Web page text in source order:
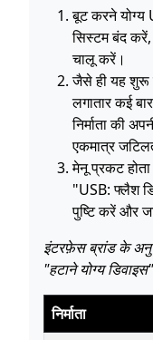
बूट करने योग्य
सिस्टम बंद
चालू करें।
जैसे ही यह शुरू
लगातार कई
निर्माता की
एकमात्र
मेनू प्रकट
"USB: फ्लैश
पुष्टि करें और
इंटरफ़ेस ब्रांड के
"हटाने योग्य
निर्माता